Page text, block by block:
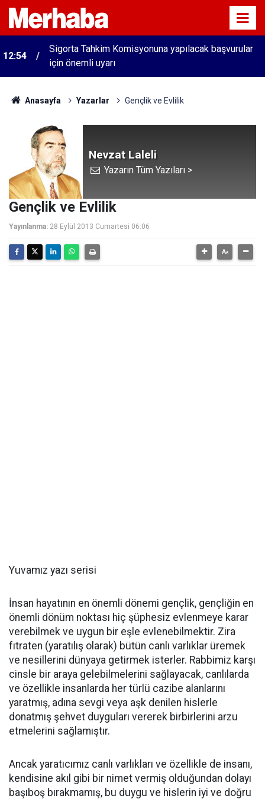
12:54
Sigorta Tahkim Komisyonuna yapılacak başvurular
için önemli uyarı
Anasayfa Yazarlar Gençlik ve Evlilik
Nevzat Laleli
Yazarın Tüm Yazıları >
Gençlik ve Evlilik
Yayınlanma: 28 Eylül 2013 Cumartesi 06:06
Yuvamız yazı serisi
İnsan hayatının en önemli dönemi gençlik, gençliğin en
önemli dönüm noktası hiç şüphesiz evlenmeye karar
verebilmek ve uygun bir eşle evlenebilmektir. Zira
fıtraten (yaratılış olarak) bütün canlı varlıklar üremek
ve nesillerini dünyaya getirmek isterler. Rabbimiz karşı
cinsle bir araya gelebilmelerini sağlayacak, canlılarda
ve özellikle insanlarda her türlü cazibe alanlarını
yaratmış, adına sevgi veya aşk denilen hislerle
donatmış şehvet duyguları vererek birbirlerini arzu
etmelerini sağlamıştır.
Ancak yaratıcımız canlı varlıkları ve özellikle de insanı,
kendisine akıl gibi bir nimet vermiş olduğundan dolayı
başıboş bırakmamış, bu duygu ve hislerin iyi ve doğru